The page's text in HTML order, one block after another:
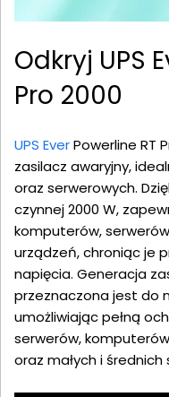
Odkryj UPS
Pro 2000
UPS EverPowerline RT
zasilacz awaryjny,
oraz serwerowych.
czynnej 2000 W,
komputerów,
urządzeń, chroniąc je
napięcia. Generacja
przeznaczona jest do
umożliwiając pełną
serwerów,
oraz małych i średnich